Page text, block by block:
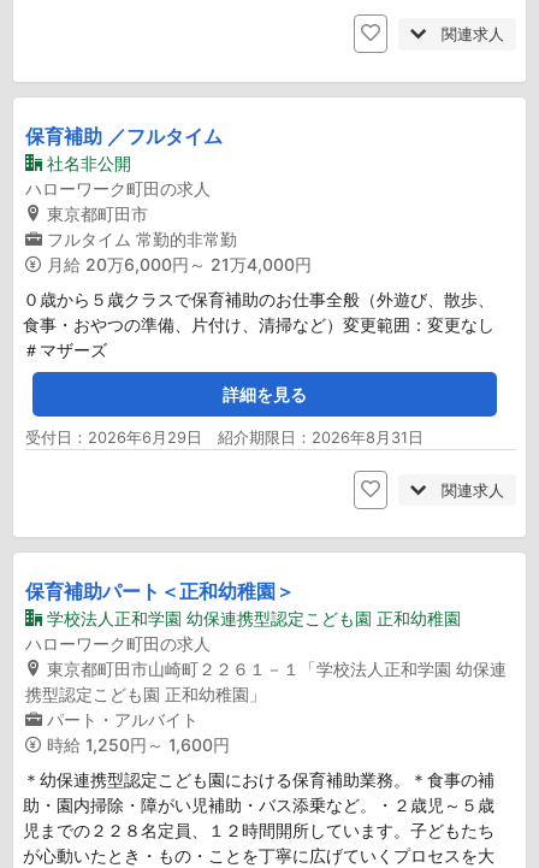
関連求人
保育補助 ／フルタイム
社名非公開
ハローワーク町田の求人
東京都町田市
フルタイム 常勤的非常勤
月給 20万6,000円～ 21万4,000円
０歳から５歳クラスで保育補助のお仕事全般（外遊び、散歩、
食事・おやつの準備、片付け、清掃など）変更範囲：変更なし
＃マザーズ
詳細を見る
受付日：2026年6月29日 紹介期限日：2026年8月31日
関連求人
保育補助パート＜正和幼稚園＞
学校法人正和学園 幼保連携型認定こども園 正和幼稚園
ハローワーク町田の求人
東京都町田市山崎町２２６１－１「学校法人正和学園 幼保連
携型認定こども園 正和幼稚園」
パート・アルバイト
時給 1,250円～ 1,600円
＊幼保連携型認定こども園における保育補助業務。＊食事の補
助・園内掃除・障がい児補助・バス添乗など。・２歳児～５歳
児までの２２８名定員、１２時間開所しています。子どもたち
が心動いたとき・もの・ことを丁寧に広げていくプロセスを大